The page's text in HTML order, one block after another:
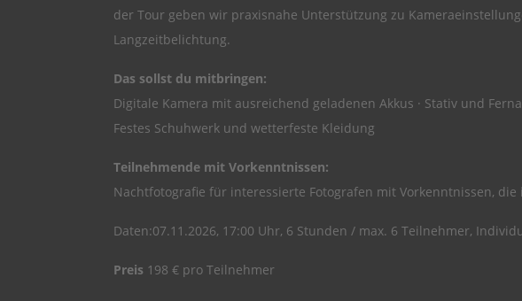
der Tour geben wir praxisnahe Unterstützung zu
Langzeitbelichtung.
Das sollst du mitbringen:
Digitale Kamera mit ausreichend geladenen Akkus · Stativ und
Festes Schuhwerk und wetterfeste Kleidung
Teilnehmende mit Vorkenntnissen:
Nachtfotografie für interessierte Fotografen mit Vorkenntnissen,
Daten:07.11.2026, 17:00 Uhr, 6 Stunden / max. 6 Teilnehmer,
Preis 198 € pro Teilnehmer